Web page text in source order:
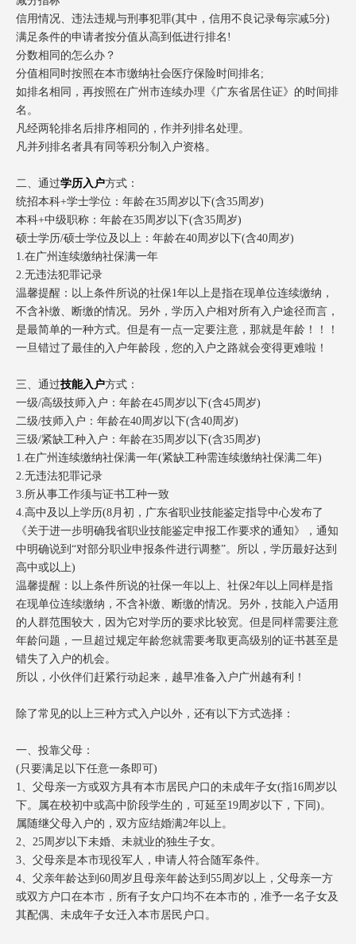
信用情况、违法违规与刑事犯罪(其中，信用不良记录每宗减5分)
满足条件的申请者按分值从高到低进行排名!
分数相同的怎么办？
分值相同时按照在本市缴纳社会医疗保险时间排名;
如排名相同，再按照在广州市连续办理《广东省居住证》的时间排
名。
凡经两轮排名后排序相同的，作并列排名处理。
凡并列排名者具有同等积分制入户资格。
二、通过学历入户方式：
统招本科+学士学位：年龄在35周岁以下(含35周岁)
本科+中级职称：年龄在35周岁以下(含35周岁)
硕士学历/硕士学位及以上：年龄在40周岁以下(含40周岁)
1.在广州连续缴纳社保满一年
2.无违法犯罪记录
温馨提醒：以上条件所说的社保1年以上是指在现单位连续缴纳，
不含补缴、断缴的情况。另外，学历入户相对所有入户途径而言，
是最简单的一种方式。但是有一点一定要注意，那就是年龄！！！
一旦错过了最佳的入户年龄段，您的入户之路就会变得更难啦！
三、通过技能入户方式：
一级/高级技师入户：年龄在45周岁以下(含45周岁)
二级/技师入户：年龄在40周岁以下(含40周岁)
三级/紧缺工种入户：年龄在35周岁以下(含35周岁)
1.在广州连续缴纳社保满一年(紧缺工种需连续缴纳社保满二年)
2.无违法犯罪记录
3.所从事工作须与证书工种一致
4.高中及以上学历(8月初，广东省职业技能鉴定指导中心发布了
《关于进一步明确我省职业技能鉴定申报工作要求的通知》，通知
中明确说到“对部分职业申报条件进行调整”。所以，学历最好达到
高中或以上)
温馨提醒：以上条件所说的社保一年以上、社保2年以上同样是指
在现单位连续缴纳，不含补缴、断缴的情况。另外，技能入户适用
的人群范围较大，因为它对学历的要求比较宽。但是同样需要注意
年龄问题，一旦超过规定年龄您就需要考取更高级别的证书甚至是
错失了入户的机会。
所以，小伙伴们赶紧行动起来，越早准备入户广州越有利！
除了常见的以上三种方式入户以外，还有以下方式选择：
一、投靠父母：
(只要满足以下任意一条即可)
1、父母亲一方或双方具有本市居民户口的未成年子女(指16周岁以
下。属在校初中或高中阶段学生的，可延至19周岁以下，下同)。
属随继父母入户的，双方应结婚满2年以上。
2、25周岁以下未婚、未就业的独生子女。
3、父母亲是本市现役军人，申请人符合随军条件。
4、父亲年龄达到60周岁且母亲年龄达到55周岁以上，父母亲一方
或双方户口在本市，所有子女户口均不在本市的，准予一名子女及
其配偶、未成年子女迁入本市居民户口。